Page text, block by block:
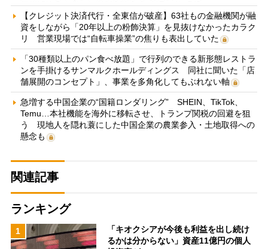
【クレジット決済代行・全東信が破産】63社もの金融機関が融
資をしながら「20年以上の粉飾決算」を見抜けなかったカラク
リ 営業現場では“自転車操業”の焦りも表出していた
「30種類以上のパン食べ放題」で行列のできる新形態レストラ
ンを手掛けるサンマルクホールディングス 同社に聞いた「店
舗展開のコンセプト」、事業を多角化してもぶれない軸
急増する中国企業の“国籍ロンダリング” SHEIN、TikTok、
Temu…本社機能を海外に移転させ、トランプ関税の回避を狙
う 現地人を隠れ蓑にした中国企業の農業参入・土地取得への
懸念も
関連記事
ランキング
1
「キオクシアが今後も利益を出し続け
るかは分からない」資産11億円の個人